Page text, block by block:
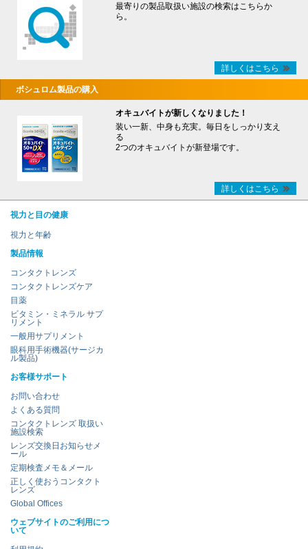
最寄りの製品取扱い施設の検索はこちらか
ら。
詳しくはこちら
ボシュロム製品の購入
オキュバイトが新しくなりました！
装い一新、中身も充実。毎日をしっかり支え
る
2つのオキュバイトが新登場です。
詳しくはこちら
視力と目の健康
視力と年齢
製品情報
コンタクトレンズ
コンタクトレンズケア
目薬
ビタミン・ミネラル サプ
リメント
一般用サプリメント
眼科用手術機器(サージカ
ル製品)
お客様サポート
お問い合わせ
よくある質問
コンタクトレンズ 取扱い
施設検索
レンズ交換日お知らせメ
ール
定期検査メモ＆メール
正しく使おうコンタクト
レンズ
Global Offices
ウェブサイトのご利用につ
いて